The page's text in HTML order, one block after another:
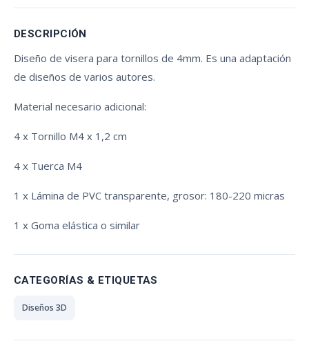
DESCRIPCIÓN
Diseño de visera para tornillos de 4mm. Es una adaptación
de diseños de varios autores.
Material necesario adicional:
4 x Tornillo M4 x 1,2 cm
4 x Tuerca M4
1 x Lámina de PVC transparente, grosor: 180-220 micras
1 x Goma elástica o similar
CATEGORÍAS & ETIQUETAS
Diseños 3D